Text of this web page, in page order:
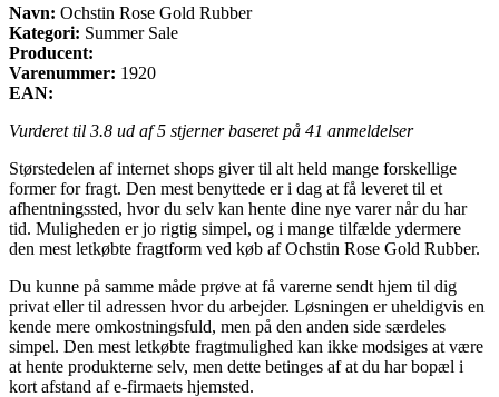
Navn: Ochstin Rose Gold Rubber
Kategori: Summer Sale
Producent:
Varenummer: 1920
EAN:
Vurderet til 3.8 ud af 5 stjerner baseret på 41 anmeldelser
Størstedelen af internet shops giver til alt held mange forskellige
former for fragt. Den mest benyttede er i dag at få leveret til et
afhentningssted, hvor du selv kan hente dine nye varer når du har
tid. Muligheden er jo rigtig simpel, og i mange tilfælde ydermere
den mest letkøbte fragtform ved køb af Ochstin Rose Gold Rubber.
Du kunne på samme måde prøve at få varerne sendt hjem til dig
privat eller til adressen hvor du arbejder. Løsningen er uheldigvis en
kende mere omkostningsfuld, men på den anden side særdeles
simpel. Den mest letkøbte fragtmulighed kan ikke modsiges at være
at hente produkterne selv, men dette betinges af at du har bopæl i
kort afstand af e-firmaets hjemsted.